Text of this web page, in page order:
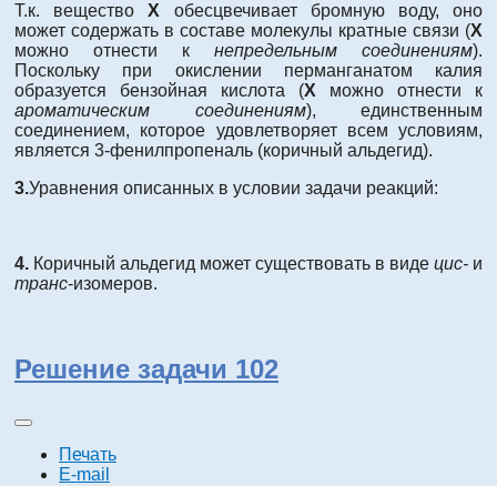
Т.к. веществоХ обесцвечивает бромную воду, оно
может содержать в составе молекулы кратные связи (Х
можно отнести к непредельным соединениям).
Поскольку при окислении перманганатом калия
образуется бензойная кислота (Х можно отнести к
ароматическим соединениям), единственным
соединением, которое удовлетворяет всем условиям,
является 3‑фенилпропеналь (коричный альдегид).
3.Уравнения описанных в условии задачи реакций:
4. Коричный альдегид может существовать в виде цис- и
транс-изомеров.
Решение задачи 102
Печать
E-mail